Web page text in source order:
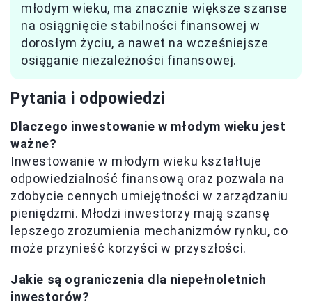
młodym wieku, ma znacznie większe szanse
na osiągnięcie stabilności finansowej w
dorosłym życiu, a nawet na wcześniejsze
osiąganie niezależności finansowej.
Pytania i odpowiedzi
Dlaczego inwestowanie w młodym wieku jest
ważne?
Inwestowanie w młodym wieku kształtuje
odpowiedzialność finansową oraz pozwala na
zdobycie cennych umiejętności w zarządzaniu
pieniędzmi. Młodzi inwestorzy mają szansę
lepszego zrozumienia mechanizmów rynku, co
może przynieść korzyści w przyszłości.
Jakie są ograniczenia dla niepełnoletnich
inwestorów?